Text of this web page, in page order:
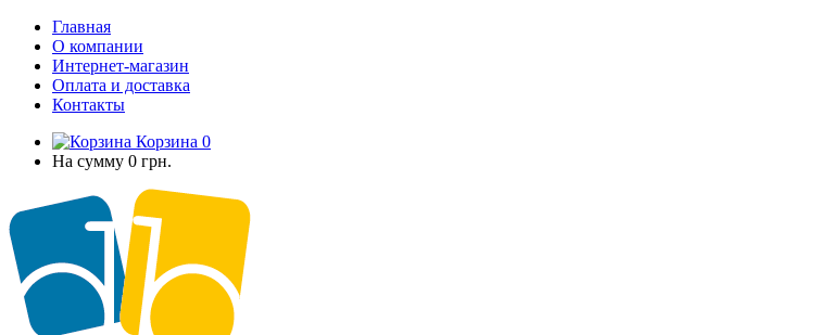
Главная
О компании
Интернет-магазин
Оплата и доставка
Контакты
Корзина 0
На сумму 0 грн.